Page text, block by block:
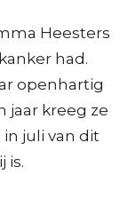
Heesters
had.
openhartig
jaar kreeg ze
juli van dit
is.